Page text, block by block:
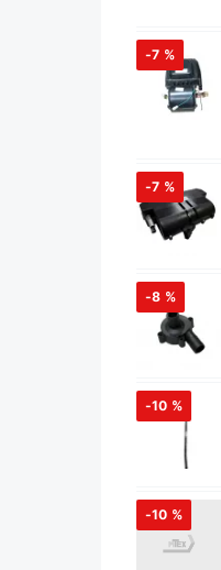
-7 %
-7 %
-8 %
-10 %
-10 %